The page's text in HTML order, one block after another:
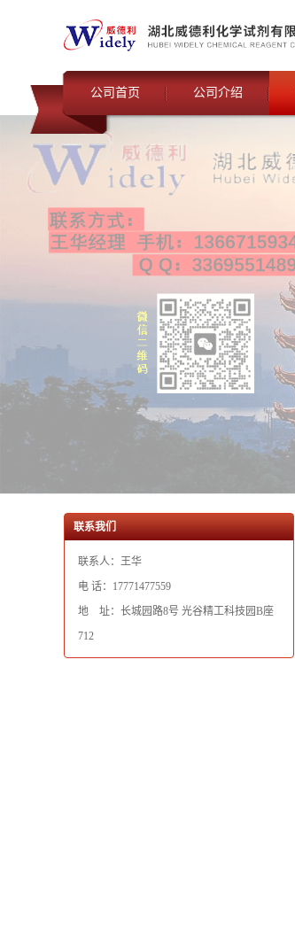
公司首页 公司介绍
联系我们
联系人：王华
电 话：17771477559
地 址：长城园路8号 光谷精工科技园B座
712